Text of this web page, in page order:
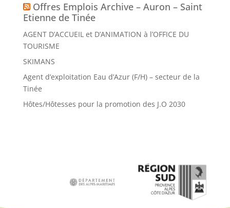
Offres Emplois Archive – Auron – Saint
Etienne de Tinée
AGENT D’ACCUEIL et D’ANIMATION à l’OFFICE DU
TOURISME
SKIMANS
Agent d’exploitation Eau d’Azur (F/H) – secteur de la
Tinée
Hôtes/Hôtesses pour la promotion des J.O 2030